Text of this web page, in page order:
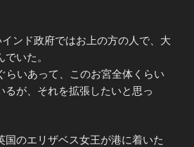
インド政府ではお上の方の人で、大
いた。
らいあって、このお宮全体くらい
るが、それを拡張したいと思っ
国のエリザベス女王が港に着いた